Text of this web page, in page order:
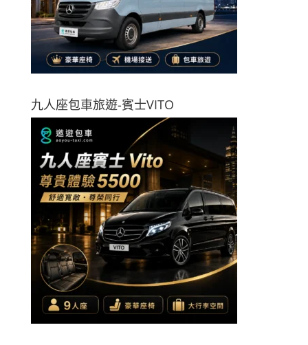
九人座包車旅遊-賓士VITO